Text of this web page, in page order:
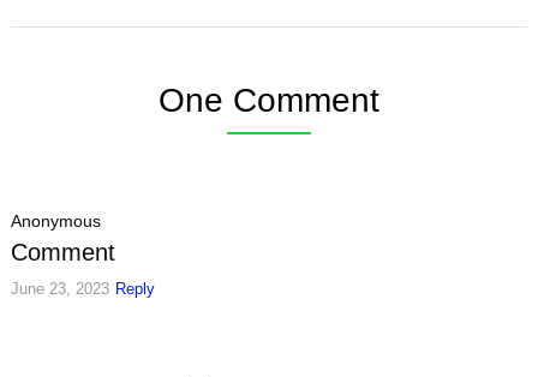
One Comment
Anonymous
Comment
June 23, 2023 Reply